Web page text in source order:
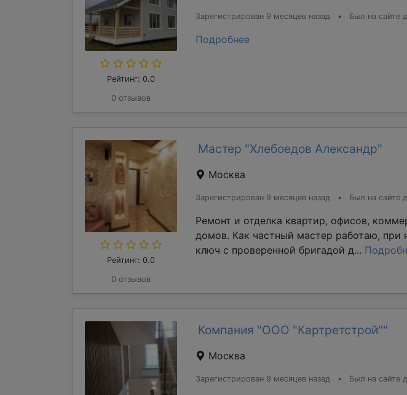
Рейтинг: 0.0
0 отзывов
Зарегистрирован 9 месяцев назад • Был на сайте
Подробнее
Рейтинг: 0.0
0 отзывов
Мастер "Хлебоедов Александр"
Москва
Зарегистрирован 9 месяцев назад • Был на сайте
Ремонт и отделка квартир, офисов,
домов. Как частный мастер работаю, при
ключ с проверенной бригадой д...
Компания "ООО "Картретстрой""
Москва
Зарегистрирован 9 месяцев назад • Был на сайте